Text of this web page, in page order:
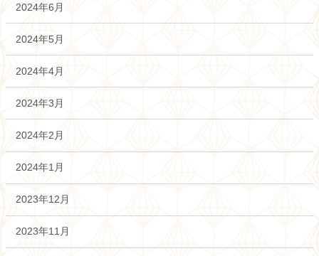
2024年6月
2024年5月
2024年4月
2024年3月
2024年2月
2024年1月
2023年12月
2023年11月